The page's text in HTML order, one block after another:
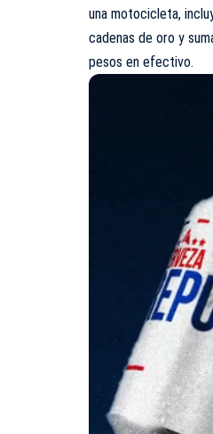
una motocicleta,
cadenas de oro y
pesos en efectivo.